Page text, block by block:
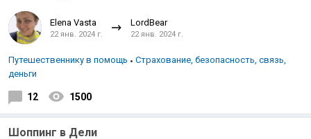
Elena Vasta
22 янв. 2024 г.
LordBear
22 янв. 2024 г.
Путешественнику в помощь
Страхование, безопасность, связь,
деньги
12 1500
Шоппинг в Дели